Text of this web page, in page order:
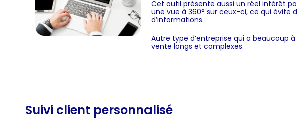
Cet outil présente aussi un réel intérêt
une vue à 360° sur ceux-ci, ce qui évite
d’informations.
Autre type d’entreprise qui a beaucoup
vente longs et complexes.
Suivi client personnalisé